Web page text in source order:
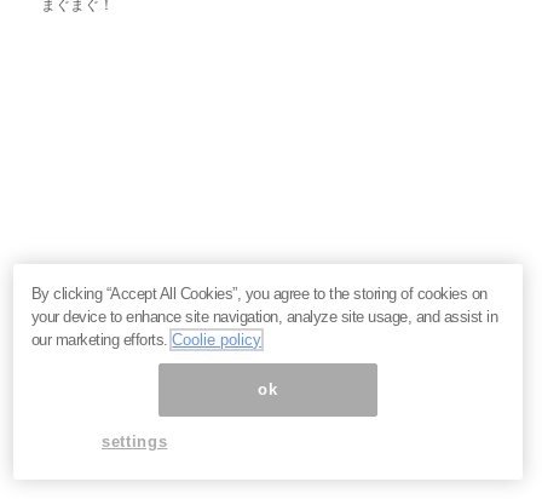
まぐまぐ！
By clicking “Accept All Cookies”, you agree to the storing of cookies on
your device to enhance site navigation, analyze site usage, and assist in
our marketing efforts.Coolie policy
ok
settings